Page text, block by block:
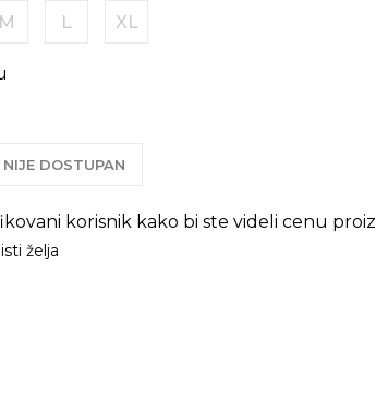
M L XL
DOSTUPAN
korisnik kako bi ste videli cenu
želja